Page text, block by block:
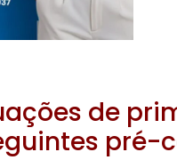
de
pré-